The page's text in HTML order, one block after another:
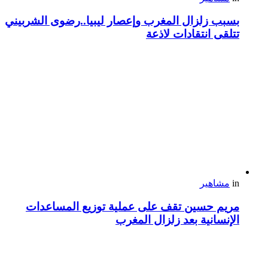
بسبب زلزال المغرب وإعصار ليبيا..رضوى الشربيني
تتلقى انتقادات لاذعة
in مشاهير
مريم حسين تقف على عملية توزيع المساعدات
الإنسانية بعد زلزال المغرب